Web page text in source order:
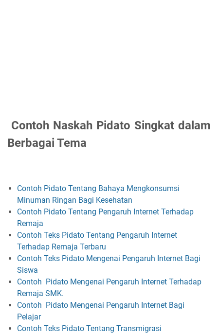
Contoh Naskah Pidato Singkat dalam
Berbagai Tema
Contoh Pidato Tentang Bahaya Mengkonsumsi
Minuman Ringan Bagi Kesehatan
Contoh Pidato Tentang Pengaruh Internet Terhadap
Remaja
Contoh Teks Pidato Tentang Pengaruh Internet
Terhadap Remaja Terbaru
Contoh Teks Pidato Mengenai Pengaruh Internet Bagi
Siswa
Contoh Pidato Mengenai Pengaruh Internet Terhadap
Remaja SMK.
Contoh Pidato Mengenai Pengaruh Internet Bagi
Pelajar
Contoh Teks Pidato Tentang Transmigrasi